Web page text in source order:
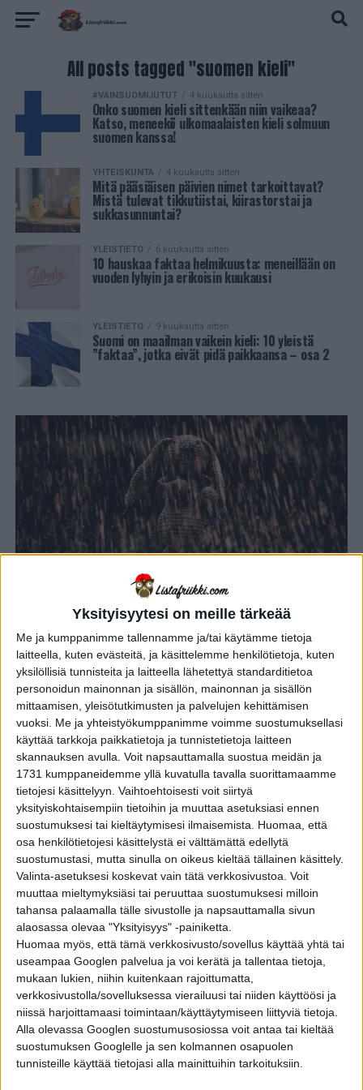
Yksityisyytesi on meille tärkeää
Me ja kumppanimme tallennamme ja/tai käytämme tietoja
laitteella, kuten evästeitä, ja käsittelemme henkilötietoja, kuten
yksilöllisiä tunnisteita ja laitteella lähetettyä standarditietoa
personoidun mainonnan ja sisällön, mainonnan ja sisällön
mittaamisen, yleisötutkimusten ja palvelujen kehittämisen
vuoksi. Me ja yhteistyökumppanimme voimme suostumuksellasi
käyttää tarkkoja paikkatietoja ja tunnistetietoja laitteen
skannauksen avulla. Voit napsauttamalla suostua meidän ja
1731 kumppaneidemme yllä kuvatulla tavalla suorittamaamme
tietojesi käsittelyyn. Vaihtoehtoisesti voit siirtyä
yksityiskohtaisempiin tietoihin ja muuttaa asetuksiasi ennen
suostumuksesi tai kieltäytymisesi ilmaisemista.
Huomaa, että
osa henkilötietojesi käsittelystä ei välttämättä edellytä
suostumustasi, mutta sinulla on oikeus kieltää tällainen käsittely.
Valinta-asetuksesi koskevat vain tätä verkkosivustoa. Voit
muuttaa mieltymyksiäsi tai peruuttaa suostumuksesi milloin
tahansa palaamalla tälle sivustolle ja napsauttamalla sivun
alaosassa olevaa "Yksityisyys" -painiketta.
Huomaa myös, että tämä verkkosivusto/sovellus käyttää yhtä tai
useampaa Googlen palvelua ja voi kerätä ja tallentaa tietoja,
mukaan lukien, niihin kuitenkaan rajoittumatta,
verkkosivustolla/sovelluksessa vierailuusi tai niiden käyttöösi ja
niissä harjoittamaasi toimintaan/käyttäytymiseen liittyviä tietoja.
Alla olevassa Googlen suostumusosiossa voit antaa tai kieltää
suostumuksen Googlelle ja sen kolmannen osapuolen
tunnisteille käyttää tietojasi alla mainittuihin tarkoituksiin.
All posts tagged "suomen kieli"
#VAINSUOMIJUTUT 4 kuukautta sitten
Onko suomen kieli sittenkään niin vaikeaa?
Katso, meneekö ulkomaalaisten kieli solmuun
suomen kanssa!
YHTEISKUNTA 4 kuukautta sitten
Mitä pääsiäisen päivien nimet tarkoittavat?
Mistä tulevat tikkutiistai, kiirastorstai ja
sukkasunnuntai?
YLEISTIETO 6 kuukautta sitten
10 hauskaa faktaa helmikuusta: meneillään on
vuoden lyhyin ja erikoisin kuukausi
YLEISTIETO 9 kuukautta sitten
Suomi on maailman vaikein kieli: 10 yleistä
”faktaa”, jotka eivät pidä paikkaansa – osa 2
YHTEISKUNTA 10 kuukautta sitten
Mitä eri kielillä sanotaan, kun sataa
kaatamalla? Suomalainen sutkautus
vie auttamatta voiton!
YLEISTIETO 1 vuosi sitten
15 sanaa, joita ei voi kääntää muille kielille –
ainakaan järkevästi!
YLEISTIETO 1 vuosi sitten
Fredrika Runeberg tunnetaan
runebergintorttujen luojana, mitä hän ei
kuitenkaan ollut – Paljon muuta kylläkin!
#VAINSUOMIJUTUT
10 erilaista teoriaa siitä, miksi Suomen nimi on
Suomi ja toisaalta taas Finland?
YLEISTIETO 2 vuotta sitten
Lukijoiden kysymyksiä: Onko isoisä vaarassa,
kun joku ottaa tilaisuudesta vaarin?